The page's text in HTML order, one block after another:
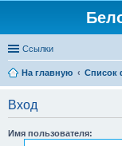
Ссылки
На главную
Список
Вход
Имя пользователя: